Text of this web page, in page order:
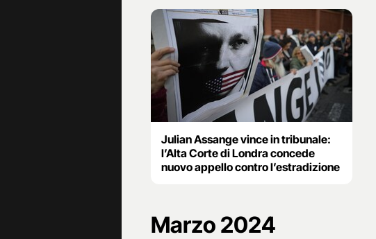
Julian Assange vince in tribunale:
l’Alta Corte di Londra concede
nuovo appello contro l’estradizione
Marzo 2024